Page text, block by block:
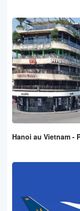
Hanoi au Vietnam -